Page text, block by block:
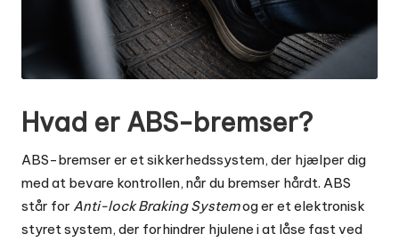
Hvad er ABS-bremser?
ABS-bremser er et sikkerhedssystem, der hjælper dig
med at bevare kontrollen, når du bremser hårdt. ABS
står for Anti-lock Braking Systemog er et elektronisk
styret system, der forhindrer hjulene i at låse fast ved